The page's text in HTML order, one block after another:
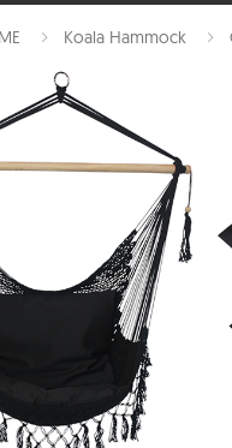
Koala Hammock